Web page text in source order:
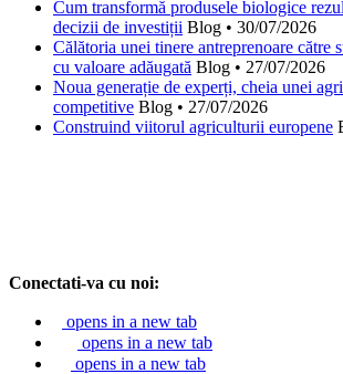
Cum transformă produsele biologice
decizii de investiții Blog • 30/07/2026
Călătoria unei tinere antreprenoare către
cu valoare adăugată Blog • 27/07/2026
Noua generație de experți, cheia unei
competitive Blog • 27/07/2026
Construind viitorul agriculturii europene
Conectati-va cu noi:
opens in a new tab
opens in a new tab
opens in a new tab